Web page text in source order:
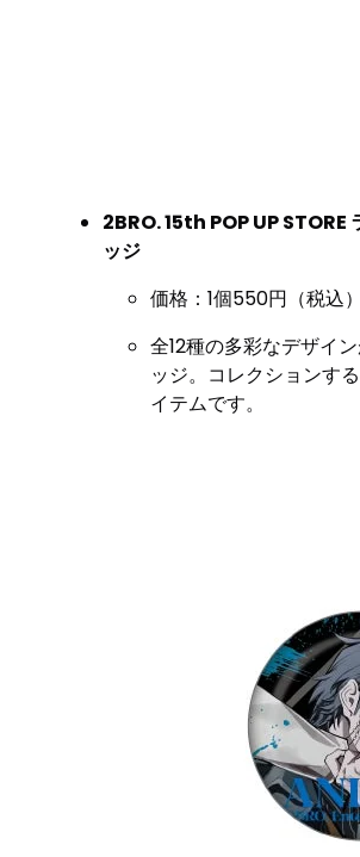
2BRO. 15th POP UP STORE
ッジ
価格：1個550円（税込）
全12種の多彩なデザイ
ッジ。コレクションす
イテムです。